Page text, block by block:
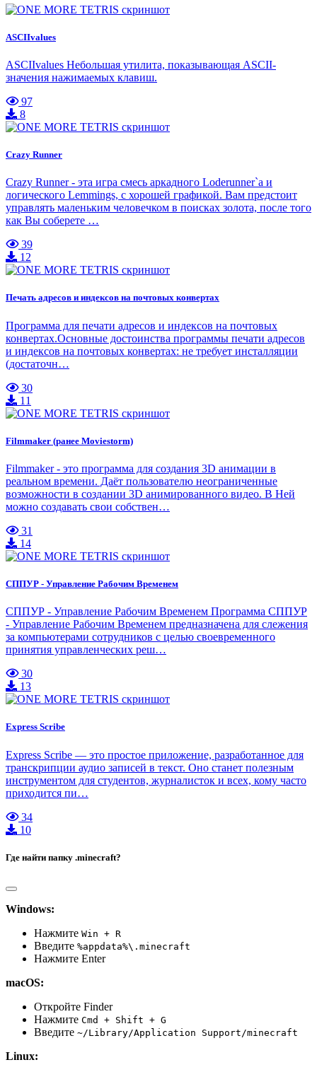
ASCIIvalues
ASCIIvalues Небольшая утилита, показывающая ASCII-
значения нажимаемых клавиш.
97
8
Crazy Runner
Crazy Runner - эта игра смесь аркадного Loderunner`a и
логического Lemmings, с хорошей графикой. Вам предстоит
управлять маленьким человечком в поисках золота, после того
как Вы соберете …
39
12
Печать адресов и индексов на почтовых конвертах
Программа для печати адресов и индексов на почтовых
конвертах.Основные достоинства программы печати адресов
и индексов на почтовых конвертах: не требует инсталляции
(достаточн…
30
11
Filmmaker (ранее Moviestorm)
Filmmaker - это программа для создания 3D анимации в
реальном времени. Даёт пользователю неограниченные
возможности в создании 3D анимированного видео. В Ней
можно создавать свои собствен…
31
14
СППУР - Управление Рабочим Временем
СППУР - Управление Рабочим Временем Программа СППУР
- Управление Рабочим Временем предназначена для слежения
за компьютерами сотрудников с целью своевременного
принятия управленческих реш…
30
13
Express Scribe
Express Scribe — это простое приложение, разработанное для
транскрипции аудио записей в текст. Оно станет полезным
инструментом для студентов, журналисток и всех, кому часто
приходится пи…
34
10
Где найти папку .minecraft?
Windows:
Нажмите Win + R
Введите %appdata%\.minecraft
Нажмите Enter
macOS:
Откройте Finder
Нажмите Cmd + Shift + G
Введите ~/Library/Application Support/minecraft
Linux: